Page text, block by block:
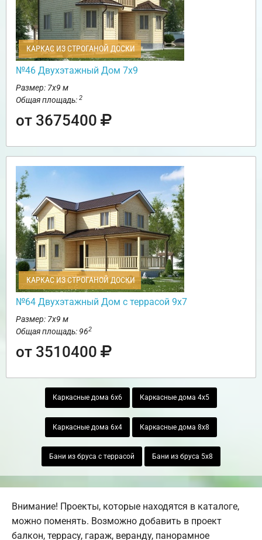
КАРКАС ИЗ СТРОГАНОЙ ДОСКИ
№46 Двухэтажный Дом 7х9
Размер: 7х9 м
Общая площадь: 2
от 3675400
КАРКАС ИЗ СТРОГАНОЙ ДОСКИ
№64 Двухэтажный Дом с террасой 9х7
Размер: 7х9 м
Общая площадь: 962
от 3510400
Каркасные дома 6х6 Каркасные дома 4х5
Каркасные дома 6х4 Каркасные дома 8х8
Бани из бруса с террасой Бани из бруса 5х8
Внимание! Проекты, которые находятся в каталоге,
можно поменять. Возможно добавить в проект
балкон, террасу, гараж, веранду, панорамное